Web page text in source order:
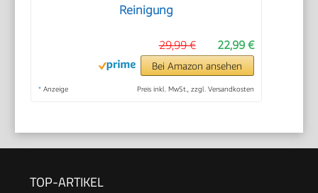
Reinigung
22,99 €
29,99 €
Bei Amazon ansehen
* Anzeige Preis inkl. MwSt., zzgl. Versandkosten
TOP-ARTIKEL